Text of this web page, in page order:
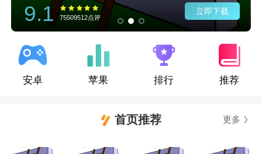
9.1 75509512点评
立即下载
安卓 苹果 排行 推荐
首页推荐 更多